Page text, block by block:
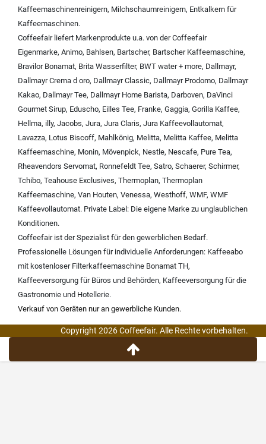
Kaffeemaschinenreinigern, Milchschaumreinigern, Entkalkern für
Kaffeemaschinen.
Coffeefair liefert Markenprodukte u.a. von derCoffeefair
Eigenmarke, Animo, Bahlsen, Bartscher, Bartscher Kaffeemaschine,
Bravilor Bonamat, Brita Wasserfilter, BWT water + more, Dallmayr,
Dallmayr Crema d oro, Dallmayr Classic, Dallmayr Prodomo, Dallmayr
Kakao, Dallmayr Tee, Dallmayr Home Barista, Darboven, DaVinci
Gourmet Sirup, Eduscho, Eilles Tee, Franke, Gaggia, Gorilla Kaffee,
Hellma, illy, Jacobs, Jura, Jura Claris, Jura Kaffeevollautomat,
Lavazza, Lotus Biscoff, Mahlkönig, Melitta, Melitta Kaffee, Melitta
Kaffeemaschine, Monin, Mövenpick, Nestle, Nescafe, Pure Tea,
Rheavendors Servomat, Ronnefeldt Tee, Satro, Schaerer, Schirmer,
Tchibo, Teahouse Exclusives, Thermoplan, Thermoplan
Kaffeemaschine, Van Houten, Venessa, Westhoff, WMF, WMF
Kaffeevollautomat. Private Label: Die eigene Marke zu unglaublichen
Konditionen.
Coffeefair ist der Spezialist für den gewerblichen Bedarf.
Professionelle Lösungen für individuelle Anforderungen: Kaffeeabo
mit kostenloser Filterkaffeemaschine Bonamat TH,
Kaffeeversorgung für Büros und Behörden, Kaffeeversorgung für die
Gastronomie und Hotellerie.
Verkauf von Geräten nur an gewerbliche Kunden.
Copyright 2026 Coffeefair. Alle Rechte vorbehalten.